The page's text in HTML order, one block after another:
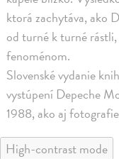
ktorá zachytáva, ako
od turné k turné
fenoménom.
Slovenské vydanie
vystúpení Depeche
1988, ako aj
High-contrast mode